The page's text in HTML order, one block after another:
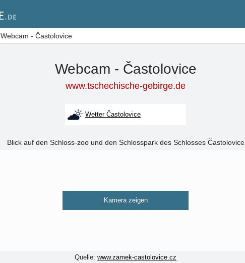
Webcam - Častolovice
Webcam - Častolovice
www.tschechische-gebirge.de
Wetter Častolovice
Blick auf den Schloss-zoo und den Schlosspark des Schlosses Častolovice
Kamera zeigen
Quelle: www.zamek-castolovice.cz